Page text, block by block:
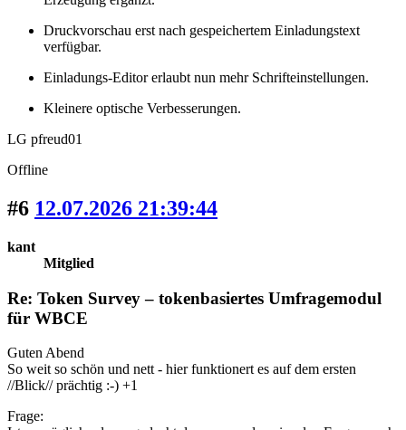
Druckvorschau erst nach gespeichertem Einladungstext
verfügbar.
Einladungs-Editor erlaubt nun mehr Schrifteinstellungen.
Kleinere optische Verbesserungen.
LG pfreud01
Offline
#6 12.07.2026 21:39:44
kant
Mitglied
Re: Token Survey – tokenbasiertes Umfragemodul
für WBCE
Guten Abend
So weit so schön und nett - hier funktionert es auf dem ersten
//Blick// prächtig :-) +1
Frage: